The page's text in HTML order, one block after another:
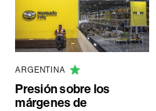
ARGENTINA
Presión sobre los
márgenes de